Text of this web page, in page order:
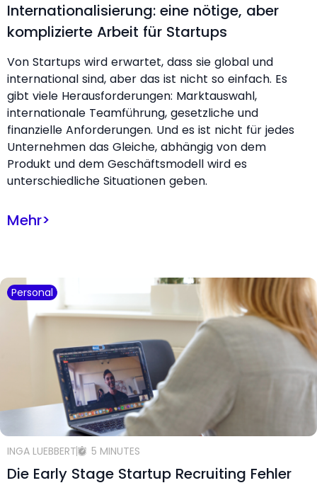
Internationalisierung: eine nötige, aber
komplizierte Arbeit für Startups
Von Startups wird erwartet, dass sie global und
international sind, aber das ist nicht so einfach. Es
gibt viele Herausforderungen: Marktauswahl,
internationale Teamführung, gesetzliche und
finanzielle Anforderungen. Und es ist nicht für jedes
Unternehmen das Gleiche, abhängig von dem
Produkt und dem Geschäftsmodell wird es
unterschiedliche Situationen geben.
Mehr>
Personal
INGA LUEBBERT 5 MINUTES
Die Early Stage Startup Recruiting Fehler